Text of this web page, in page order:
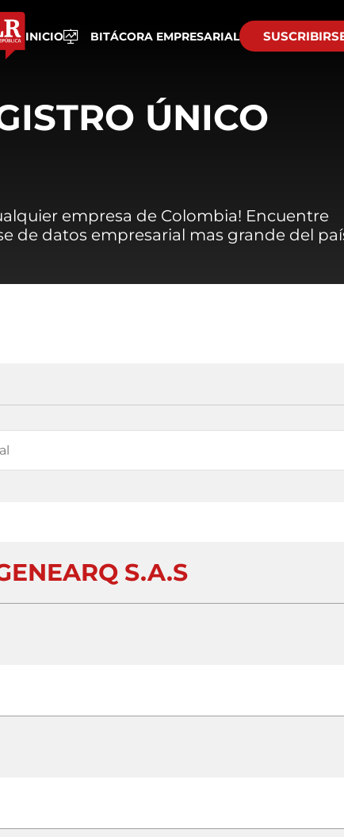
INICIO BITÁCORA EMPRESARIAL
ÚNICO
empresa de Colombia! Encuentre
de datos empresarial mas grande del
S.A.S